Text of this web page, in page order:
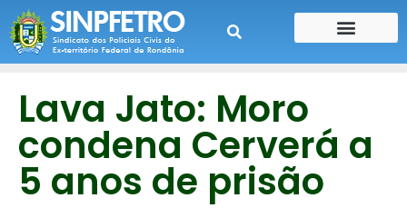
Lava Jato: Moro
condena Cerverá a
5 anos de prisão